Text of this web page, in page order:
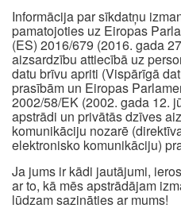
Informācija par sīkdatņu
pamatojoties uz Eiropas
(ES) 2016/679 (2016. gada
aizsardzību attiecībā uz
datu brīvu apriti (Vispārīgā
prasībām un Eiropas
2002/58/EK (2002. gada 12.
apstrādi un privātās dzīves
komunikāciju nozarē
elektronisko komunikāciju)
Ja jums ir kādi jautājumi,
ar to, kā mēs apstrādājam
lūdzam sazināties ar mums!